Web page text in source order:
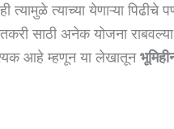
त्यामुळे त्याच्या येणाऱ्या पिढीचे
साठी अनेक योजना
आहे म्हणून या लेखातून